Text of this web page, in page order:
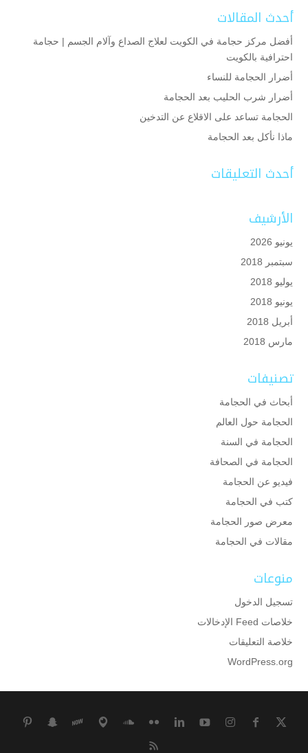
أحدث المقالات
أفضل مركز حجامة في الكويت لعلاج الصداع وآلام الجسم | حجامة
احترافية بالكويت
أضرار الحجامة للنساء
أضرار شرب الحليب بعد الحجامة
الحجامة تساعد على الاقلاع عن التدخين
ماذا نأكل بعد الحجامة
أحدث التعليقات
الأرشيف
يونيو 2026
سبتمبر 2018
يوليو 2018
يونيو 2018
أبريل 2018
مارس 2018
تصنيفات
أبحاث في الحجامة
الحجامة حول العالم
الحجامة في السنة
الحجامة في الصحافة
فيديو عن الحجامة
كتب في الحجامة
معرض صور الحجامة
مقالات في الحجامة
منوعات
تسجيل الدخول
خلاصات Feed الإدخالات
خلاصة التعليقات
WordPress.org